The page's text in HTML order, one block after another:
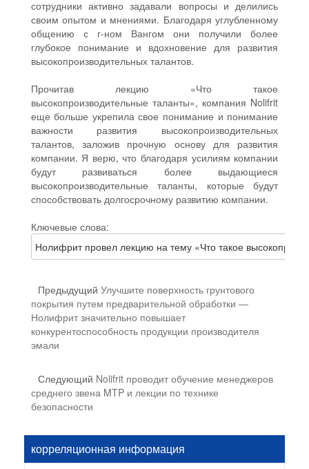
сотрудники активно задавали вопросы и делились
своим опытом и мнениями. Благодаря углубленному
общению с г-ном Вангом они получили более
глубокое понимание и вдохновение для развития
высокопроизводительных талантов.
Прочитав лекцию «Что такое
высокопроизводительные таланты», компания Nolifrit
еще больше укрепила свое понимание и понимание
важности развития высокопроизводительных
талантов, заложив прочную основу для развития
компании. Я верю, что благодаря усилиям компании
будут развиваться более выдающиеся
высокопроизводительные таланты, которые будут
способствовать долгосрочному развитию компании.
Ключевые слова:
Нолифрит провел лекцию на тему «Что такое
Предыдущий Улучшите поверхность грунтового
покрытия путем предварительной обработки —
Нолифрит значительно повышает
конкурентоспособность продукции производителя
эмали
Следующий Nolifrit проводит обучение менеджеров
среднего звена MTP и лекции по технике
безопасности
корреляционная информация